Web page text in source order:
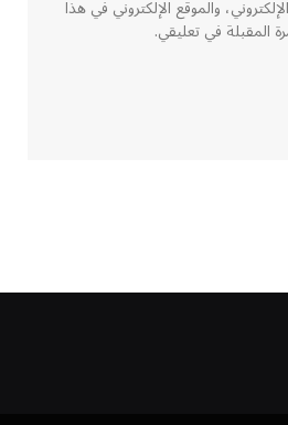
والموقع الإلكتروني في هذا
المقبلة في تعليقي.